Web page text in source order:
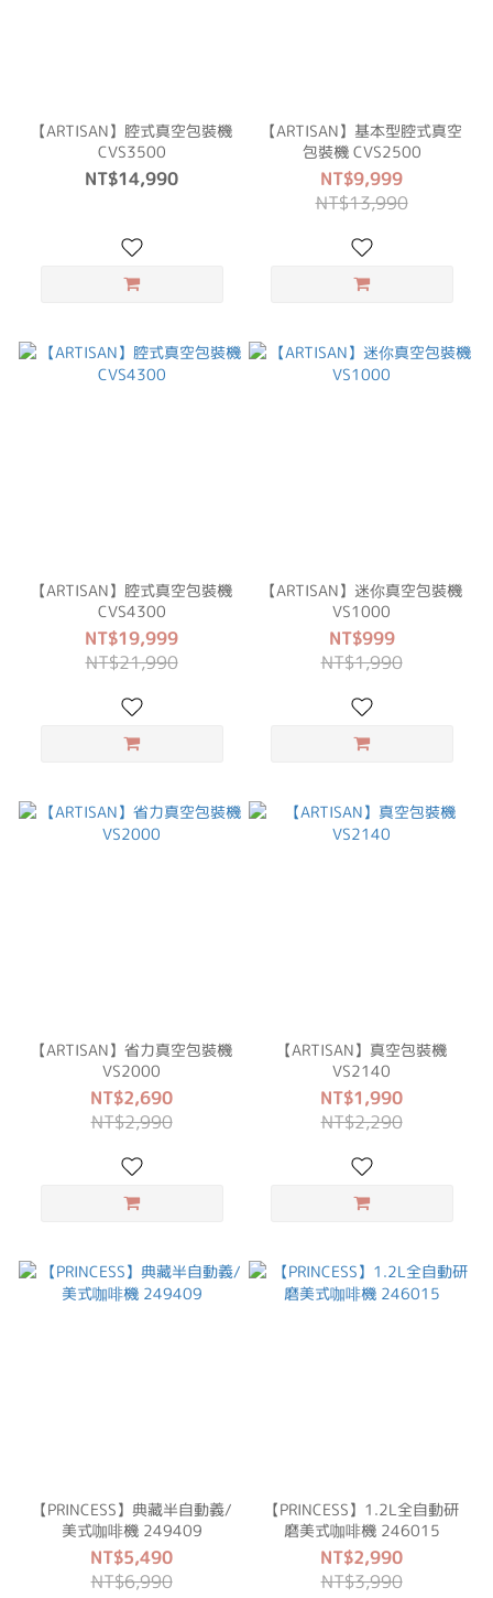
【ARTISAN】腔式真空包裝機
CVS3500
NT$14,990
【ARTISAN】基本型腔式真空
包裝機 CVS2500
NT$9,999
NT$13,990
【ARTISAN】腔式真空包裝機
CVS4300
NT$19,999
NT$21,990
【ARTISAN】迷你真空包裝機
VS1000
NT$999
NT$1,990
【ARTISAN】省力真空包裝機
VS2000
NT$2,690
NT$2,990
【ARTISAN】真空包裝機
VS2140
NT$1,990
NT$2,290
【PRINCESS】典藏半自動義/
美式咖啡機 249409
NT$5,490
NT$6,990
【PRINCESS】1.2L全自動研
磨美式咖啡機 246015
NT$2,990
NT$3,990